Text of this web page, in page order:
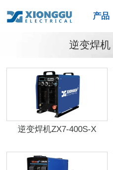
产品
逆变焊机
逆变焊机ZX7-400S-X